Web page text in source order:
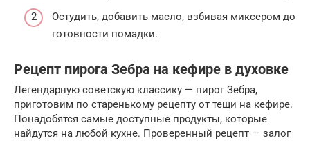
Остудить, добавить масло, взбивая миксером до
готовности помадки.
Рецепт пирога Зебра на кефире в духовке
Легендарную советскую классику — пирог Зебра,
приготовим по старенькому рецепту от тещи на кефире.
Понадобятся самые доступные продукты, которые
найдутся на любой кухне. Проверенный рецепт — залог